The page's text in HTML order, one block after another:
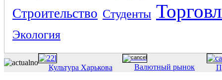
Строительство Студенты
Экология
Культура Харькова Валютный рынок